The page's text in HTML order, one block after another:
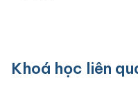
Khoá học liên